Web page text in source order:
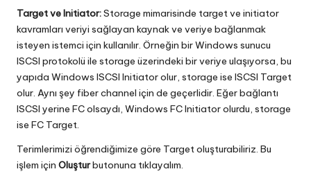
Target ve Initiator:Storage mimarisinde target ve initiator
kavramları veriyi sağlayan kaynak ve veriye bağlanmak
isteyen istemci için kullanılır. Örneğin bir Windows sunucu
ISCSI protokolü ile storage üzerindeki bir veriye ulaşıyorsa, bu
yapıda Windows ISCSI Initiator olur, storage ise ISCSI Target
olur. Aynı şey fiber channel için de geçerlidir. Eğer bağlantı
ISCSI yerine FC olsaydı, Windows FC Initiator olurdu, storage
ise FC Target.
Terimlerimizi öğrendiğimize göre Target oluşturabiliriz. Bu
işlem için Oluşturbutonuna tıklayalım.